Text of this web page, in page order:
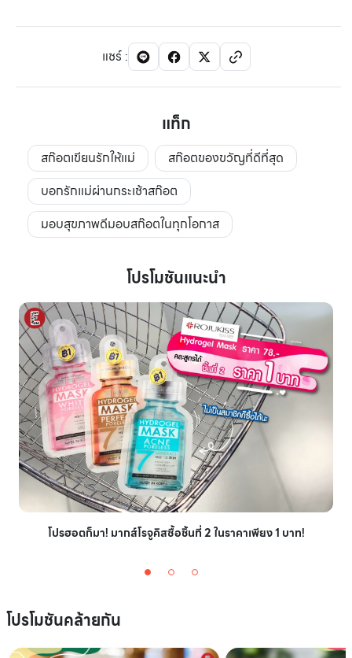
แชร์:
แท็ก
สก๊อตเขียนรักให้แม่
สก๊อตของขวัญที่ดีที่สุด
บอกรักแม่ผ่านกระเช้าสก๊อต
มอบสุขภาพดีมอบสก๊อตในทุกโอกาส
โปรโมชันแนะนำ
โปรฮอตก็มา! มากส์โรจูคิสซื้อชิ้นที่ 2 ในราคาเพียง 1 บาท!
โปรโมชันคล้ายกัน